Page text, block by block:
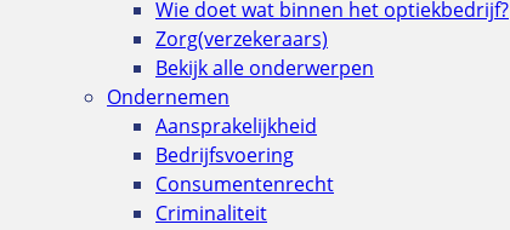
Wie doet wat binnen het optiekbedrijf?
Zorg(verzekeraars)
Bekijk alle onderwerpen
Ondernemen
Aansprakelijkheid
Bedrijfsvoering
Consumentenrecht
Criminaliteit